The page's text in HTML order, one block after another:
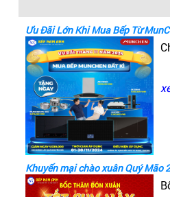
Ưu Đãi Lớn Khi Mua Bếp Từ
Khuyến mại chào xuân Quý Mão